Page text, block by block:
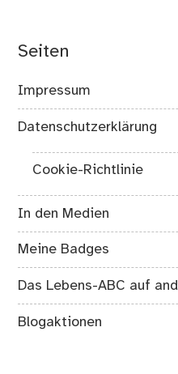
Seiten
Impressum
Datenschutzerklärung
Cookie-Richtlinie
In den Medien
Meine Badges
Das Lebens-ABC auf
Blogaktionen